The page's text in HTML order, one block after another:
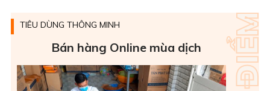
TIÊU DÙNG THÔNG MINH
Bán hàng Online mùa dịch